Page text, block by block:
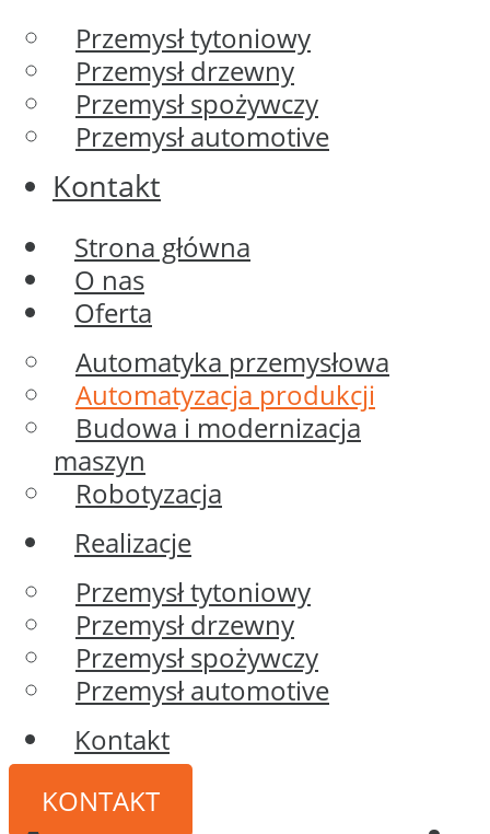
Przemysł tytoniowy
Przemysł drzewny
Przemysł spożywczy
Przemysł automotive
Kontakt
Strona główna
O nas
Oferta
Automatyka przemysłowa
Automatyzacja produkcji
Budowa i modernizacja
maszyn
Robotyzacja
Realizacje
Przemysł tytoniowy
Przemysł drzewny
Przemysł spożywczy
Przemysł automotive
Kontakt
KONTAKT